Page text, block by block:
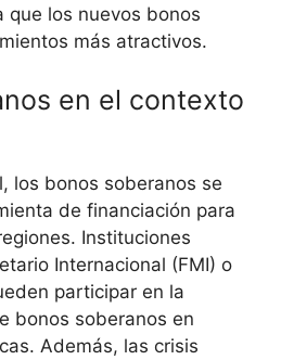
que los nuevos bonos
​más atractivos.
en el contexto⁣
los bonos soberanos se
de financiación ⁤para
Instituciones
Internacional (FMI) o
participar en la
bonos soberanos ‌en
Además, las crisis